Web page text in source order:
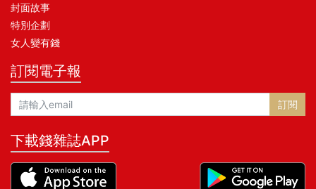
封面故事
特別企劃
女人變有錢
訂閱電子報
訂閱
下載錢雜誌APP